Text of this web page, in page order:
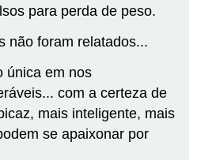
para perda de peso.
não foram relatados...
única em nos
com a certeza de
mais inteligente, mais
se apaixonar por